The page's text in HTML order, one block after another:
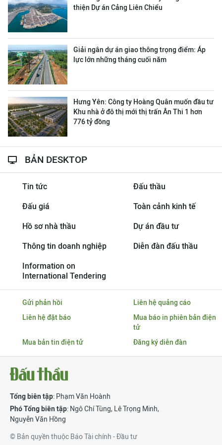
thiện Dự án Cảng Liên Chiểu
Giải ngân dự án giao thông trọng điểm: Áp
lực lớn những tháng cuối năm
Hưng Yên: Công ty Hoàng Quân muốn đầu tư
Khu nhà ở đô thị mới thị trấn Ân Thi 1 hơn
776 tỷ đồng
BẢN DESKTOP
Tin tức Đấu thầu
Đấu giá Toàn cảnh kinh tế
Hồ sơ nhà thầu Dự án đầu tư
Thông tin doanh nghiệp Diễn đàn đấu thầu
Information on
International Tendering
Gửi phản hồi
Liên hệ quảng cáo
Liên hệ đặt báo
Mua báo in phiên bản điện
tử
Mua bản tin điện tử
Đăng ký diễn đàn
Tổng biên tập: Phạm Văn Hoành
Phó Tổng biên tập: Ngô Chí Tùng, Lê Trọng Minh,
Nguyễn Văn Hồng
© Bản quyền thuộc Báo Tài chính - Đầu tư